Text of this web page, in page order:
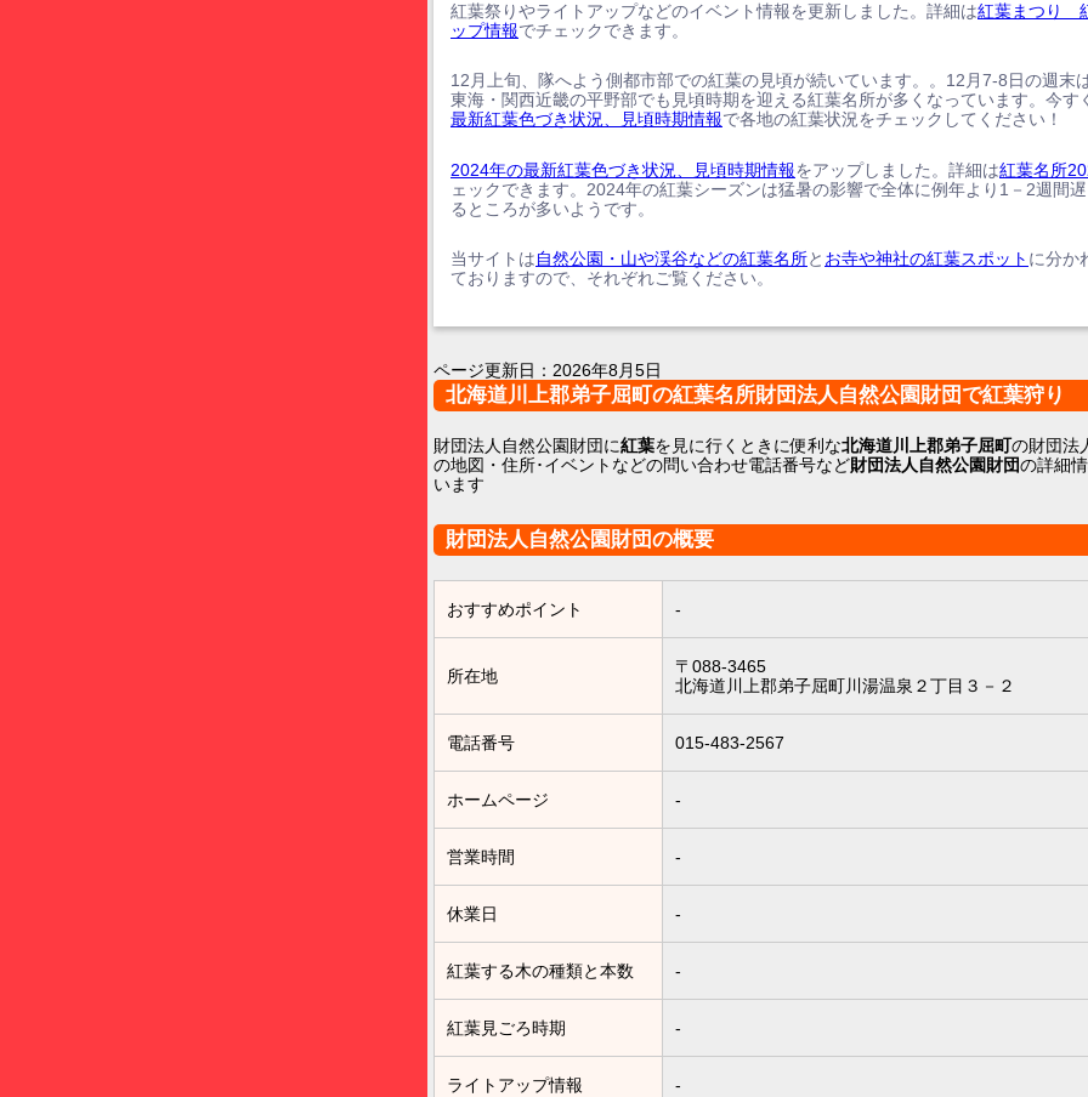
紅葉祭りやライトアップなどのイベント情報を更新しました。詳細は紅葉まつり
ップ情報でチェックできます。
12月上旬、隊へよう側都市部での紅葉の見頃が続いています。。12月7-8日の週末
東海・関西近畿の平野部でも見頃時期を迎える紅葉名所が多くなっています。今す
最新紅葉色づき状況、見頃時期情報で各地の紅葉状況をチェックしてください！
2024年の最新紅葉色づき状況、見頃時期情報をアップしました。詳細は紅葉名所
ェックできます。2024年の紅葉シーズンは猛暑の影響で全体に例年より1－2週間
るところが多いようです。
当サイトは自然公園・山や渓谷などの紅葉名所と お寺や神社の紅葉スポット に分か
ておりますので、それぞれご覧ください。
ページ更新日： 2026年8月5日
北海道川上郡弟子屈町の紅葉名所財団法人自然公園財団で紅葉狩り
財団法人自然公園財団に紅葉を見に行くときに便利な北海道川上郡弟子屈町の財団法
の地図・住所･イベントなどの問い合わせ電話番号など財団法人自然公園財団の詳細
います
財団法人自然公園財団の概要
おすすめポイント -
所在地
〒088-3465
北海道川上郡弟子屈町川湯温泉２丁目３－２
電話番号 015-483-2567
ホームページ -
営業時間 -
休業日 -
紅葉する木の種類と本数 -
紅葉見ごろ時期 -
ライトアップ情報 -